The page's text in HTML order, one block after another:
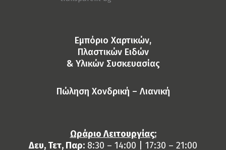
Eμπόριο Χαρτικών,
Πλαστικών Ειδών
& Yλικών Συσκευασίας
Πώληση Χονδρική – Λιανική
Ωράριο Λειτουργίας:
Δευ, Τετ, Παρ: 8:30 – 14:00 | 17:30 – 21:00